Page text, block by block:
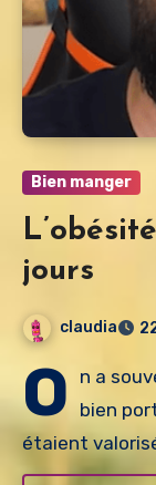
Bien manger
jours
claudia
O
n a
bien
étaient